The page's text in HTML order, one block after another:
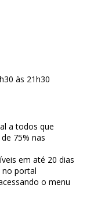
às 21h30
a todos que
75% nas
em até 20 dias
no portal
o menu